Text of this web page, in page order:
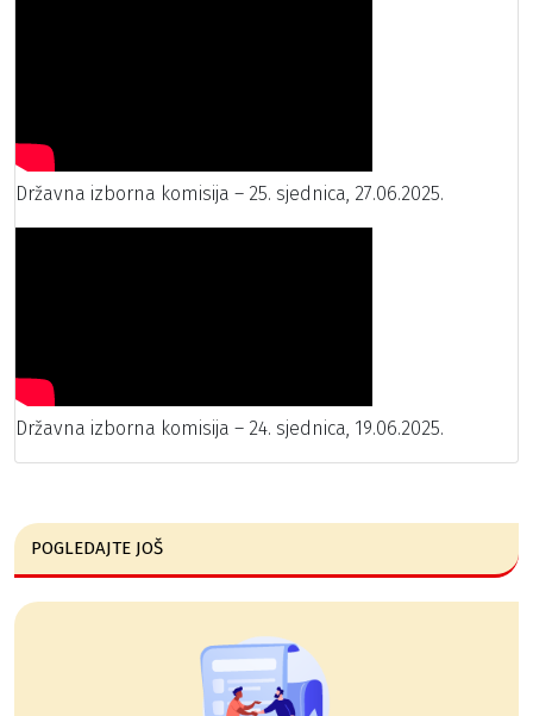
Državna izborna komisija – 25. sjednica, 27.06.2025.
Državna izborna komisija – 24. sjednica, 19.06.2025.
POGLEDAJTE JOŠ